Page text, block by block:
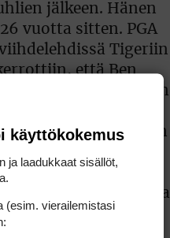
jälkeen. Hänen
vuotta sitten. PGA
Tigeriin
että Ben
mielipiteitään
Beachilla,
yhdenkään
51:nneksi, eikä
147:s kaudella
käyttökokemus
ja laadukkaat sisällöt,
(esim. vierailemis­tasi